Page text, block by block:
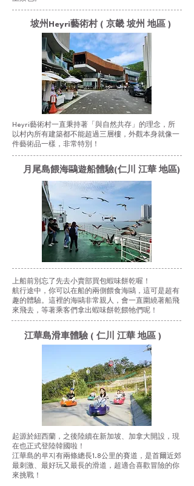
坡州Heyri藝術村 ( 京畿 坡州 地區 )
Heyri藝術村一直秉持著「與自然共存」的理念，所
以村內所有建築都不能超過三層樓，外觀本身就像一
件藝術品一樣，非常特別！
月尾島餵海鷗遊船體驗(仁川 江華 地區)
上船前別忘了先去小賣部買包蝦味餅乾喔！
航行途中，你可以在船的兩側餵食海鷗，這可是超有
趣的體驗。這裡的海鷗非常親人，會一直圍繞著船飛
來飛去，等著乘客們拿出蝦味餅乾餵牠們呢！
江華島滑車體驗 ( 仁川 江華 地區 )
起源於紐西蘭，之後陸續在新加坡、加拿大開設，現
在也正式登陸韓國啦！
江華島的루지有兩條總長1.8公里的賽道，是首爾近郊
最刺激、最好玩又最長的滑道，超適合喜歡冒險的你
來挑戰！